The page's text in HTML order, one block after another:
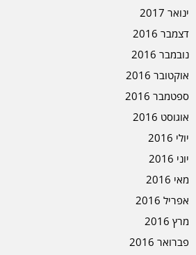
ינואר 2017
דצמבר 2016
נובמבר 2016
אוקטובר 2016
ספטמבר 2016
אוגוסט 2016
יולי 2016
יוני 2016
מאי 2016
אפריל 2016
מרץ 2016
פברואר 2016